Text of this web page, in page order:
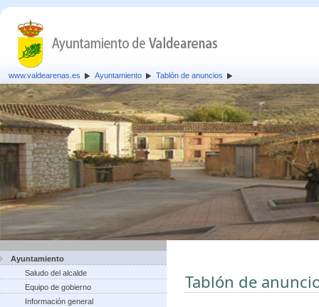
www.valdearenas.es Ayuntamiento Tablón de anuncios
Ayuntamiento
Saludo del alcalde
Equipo de gobierno
Información general
Tablón de